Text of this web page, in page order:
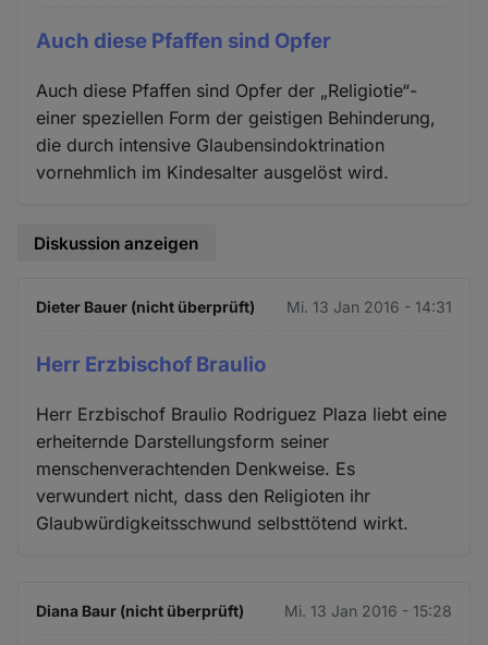
Auch diese Pfaffen sind Opfer
Auch diese Pfaffen sind Opfer der „Religiotie“-
einer speziellen Form der geistigen Behinderung,
die durch intensive Glaubensindoktrination
vornehmlich im Kindesalter ausgelöst wird.
Diskussion anzeigen
Dieter Bauer (nicht überprüft) Mi. 13 Jan 2016 - 14:31
Herr Erzbischof Braulio
Herr Erzbischof Braulio Rodriguez Plaza liebt eine
erheiternde Darstellungsform seiner
menschenverachtenden Denkweise. Es
verwundert nicht, dass den Religioten ihr
Glaubwürdigkeitsschwund selbsttötend wirkt.
Diana Baur (nicht überprüft) Mi. 13 Jan 2016 - 15:28